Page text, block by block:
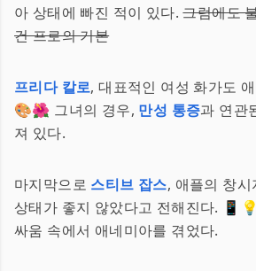
아 상태에 빠진 적이 있다.그럼에도
건 프로의 기본
프리다 칼로, 대표적인 여성 화가도
🎨🌺 그녀의 경우, 만성 통증과 연관
져 있다.
마지막으로 스티브 잡스, 애플의 창
상태가 좋지 않았다고 전해진다.
싸움 속에서 애네미아를 겪었다.